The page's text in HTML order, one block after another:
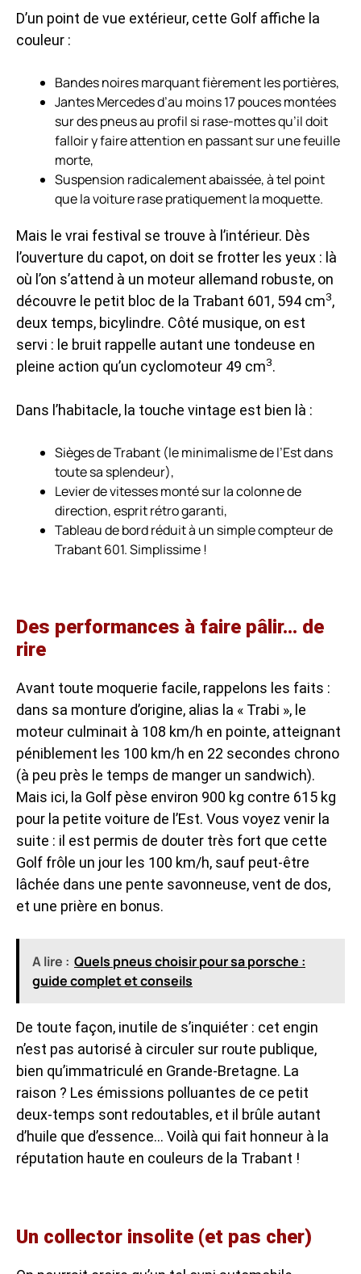
D’un point de vue extérieur, cette Golf affiche la
couleur :
Bandes noires marquant fièrement les portières,
Jantes Mercedes d’au moins 17 pouces montées
sur des pneus au profil si rase-mottes qu’il doit
falloir y faire attention en passant sur une feuille
morte,
Suspension radicalement abaissée, à tel point
que la voiture rase pratiquement la moquette.
Mais le vrai festival se trouve à l’intérieur. Dès
l’ouverture du capot, on doit se frotter les yeux : là
où l’on s’attend à un moteur allemand robuste, on
découvre le petit bloc de la Trabant 601, 594 cm3,
deux temps, bicylindre. Côté musique, on est
servi : le bruit rappelle autant une tondeuse en
pleine action qu’un cyclomoteur 49 cm3.
Dans l’habitacle, la touche vintage est bien là :
Sièges de Trabant (le minimalisme de l’Est dans
toute sa splendeur),
Levier de vitesses monté sur la colonne de
direction, esprit rétro garanti,
Tableau de bord réduit à un simple compteur de
Trabant 601. Simplissime !
Des performances à faire pâlir… de
rire
Avant toute moquerie facile, rappelons les faits :
dans sa monture d’origine, alias la « Trabi », le
moteur culminait à 108 km/h en pointe, atteignant
péniblement les 100 km/h en 22 secondes chrono
(à peu près le temps de manger un sandwich).
Mais ici, la Golf pèse environ 900 kg contre 615 kg
pour la petite voiture de l’Est. Vous voyez venir la
suite : il est permis de douter très fort que cette
Golf frôle un jour les 100 km/h, sauf peut-être
lâchée dans une pente savonneuse, vent de dos,
et une prière en bonus.
A lire : Quels pneus choisir pour sa porsche :
guide complet et conseils
De toute façon, inutile de s’inquiéter : cet engin
n’est pas autorisé à circuler sur route publique,
bien qu’immatriculé en Grande-Bretagne. La
raison ? Les émissions polluantes de ce petit
deux-temps sont redoutables, et il brûle autant
d’huile que d’essence… Voilà qui fait honneur à la
réputation haute en couleurs de la Trabant !
Un collector insolite (et pas cher)